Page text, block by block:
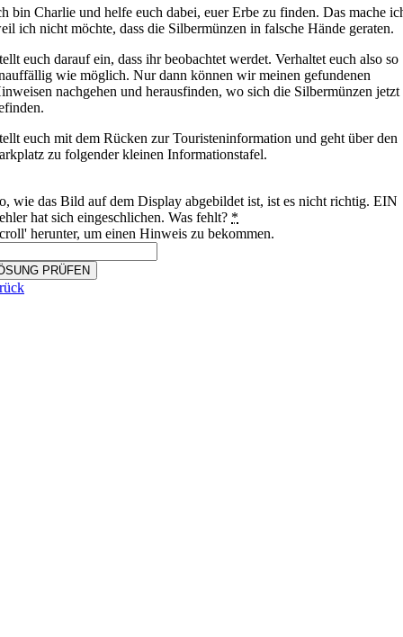
bin Charlie und helfe euch dabei, euer Erbe zu finden. Das mache
ich nicht möchte, dass die Silbermünzen in falsche Hände geraten.
euch darauf ein, dass ihr beobachtet werdet. Verhaltet euch also so
wie möglich. Nur dann können wir meinen gefundenen
nachgehen und herausfinden, wo sich die Silbermünzen jetzt
euch mit dem Rücken zur Touristeninformation und geht über den
zu folgender kleinen Informationstafel.
wie das Bild auf dem Display abgebildet ist, ist es nicht richtig. EIN
hat sich eingeschlichen. Was fehlt? *
herunter, um einen Hinweis zu bekommen.
PRÜFEN